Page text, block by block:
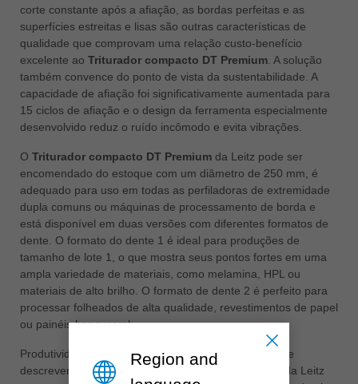
corte constante após a afiação, as bordas perfeitas e as
superfícies estreitas e lisas são outras características de
qualidade que comprovam uma relação custo-benefício
excelente ao Triturador compacto DT Premium . A solução
também convence do ponto de vista da sustentabilidade. A
capacidade de afiação foi significativamente aumentada para
15 ciclos de afiação e o design da ferramenta especialmente
desenvolvido reduz o ruído incômodo e evita vibrações.
O Triturador compacto DT Premium da Leitz pode ser
encomendado do estoque com um diâmetro de 250 mm, é
adequado para uso em todas as perfiladoras de extremidade
dupla comuns ou máquinas de processamento de borda e
está disponível em duas versões com diferentes formatos de
dente. O formato do dente 1 é ideal para produções de
tamanho de lote 1, o que mostra seus pontos fortes em uma
ampla variedade de materiais, como melamina, HPL ou
materiais de alto brilho. O formato de dente 2 é perfeito para
processar folheados de alta qualidade, revestimentos de papel
ou painéis honeycomb.
Produtividade, eficiência, qualidade e sustentabilidade
descrevem esta geração de trituradores compactos da Leitz
Region and